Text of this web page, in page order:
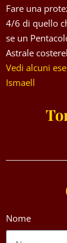
Fare una
4/6 di quello
se un
Astrale
Vedi alcuni
Ismaell
Nome